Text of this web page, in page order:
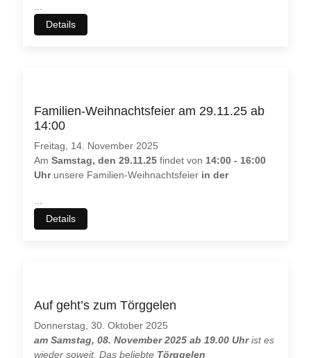
...
Details
Familien-Weihnachtsfeier am 29.11.25 ab
14:00
Freitag, 14. November 2025
AmSamstag, den 29.11.25 findet von 14:00 - 16:00
Uhrunsere Familien-Weihnachtsfeier in der
...
Details
Auf geht’s zum Törggelen
Donnerstag, 30. Oktober 2025
am Samstag, 08. November 2025 ab 19.00 Uhrist es
wieder soweit. Das beliebte Törggelen